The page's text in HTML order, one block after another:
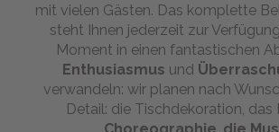
Anfrage
mit vielen Gästen. Das komplette
steht Ihnen jederzeit zur
Moment in einen fantastischen
Enthusiasmus und
verwandeln: wir planen nach
Detail: die Tischdekoration, das